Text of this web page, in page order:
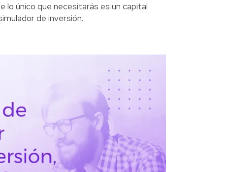
lo único que necesitarás es un capital
de inversión.